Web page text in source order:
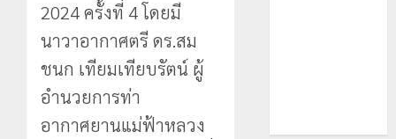
2024 ครั้งที่ 4 โดยมี
นาวาอากาศตรี ดร.สม
ชนก เทียมเทียบรัตน์ ผู้
อำนวยการท่า
อากาศยานแม่ฟ้าหลวง